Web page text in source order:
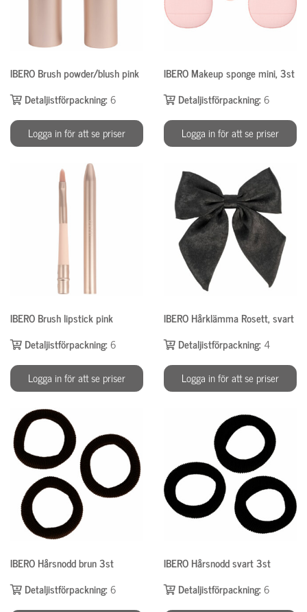
IBERO Brush powder/blush pink
Detaljistförpackning:6
Logga in för att se priser
IBERO Makeup sponge mini, 3st
Detaljistförpackning:6
Logga in för att se priser
IBERO Brush lipstick pink
Detaljistförpackning:6
Logga in för att se priser
IBERO Hårklämma Rosett, svart
Detaljistförpackning: 4
Logga in för att se priser
IBERO Hårsnodd brun 3st
Detaljistförpackning:6
IBERO Hårsnodd svart 3st
Detaljistförpackning:6